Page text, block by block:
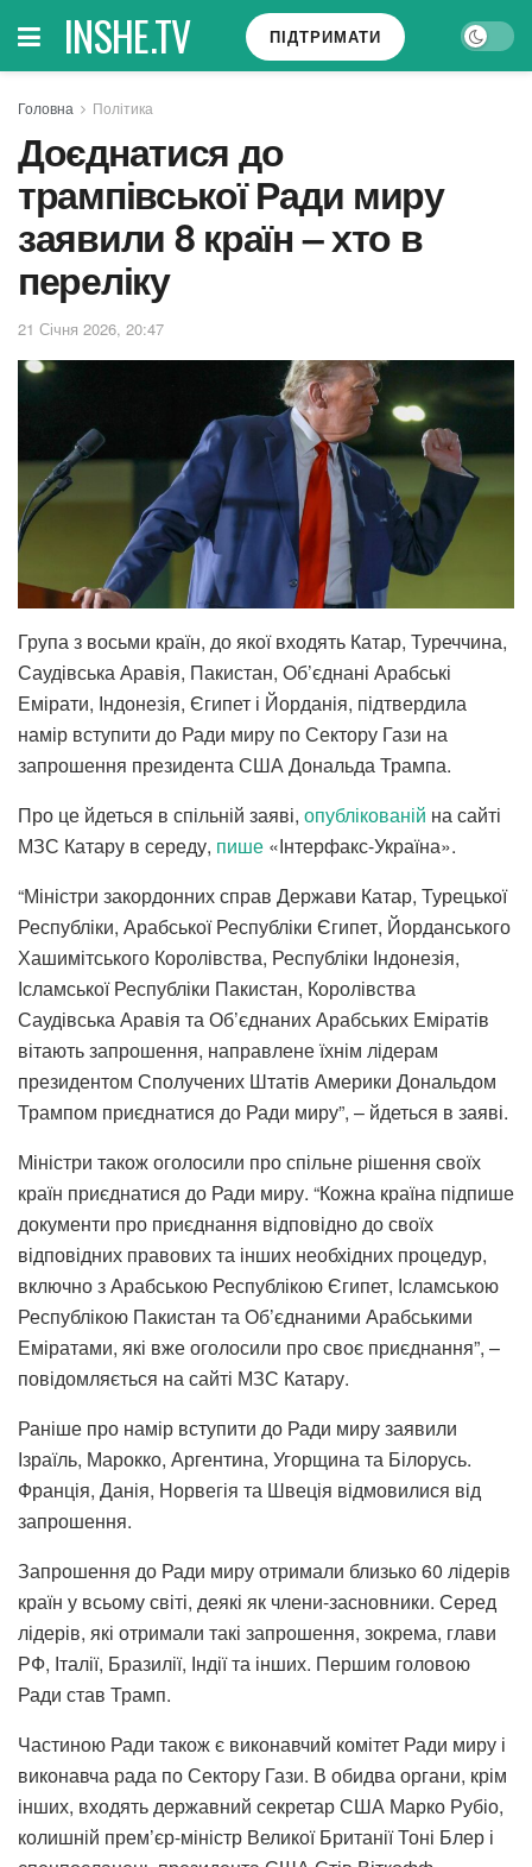
INSHE.TV ПІДТРИМАТИ
Головна Політика
Доєднатися до
трампівської Ради миру
заявили 8 країн – хто в
переліку
21 Січня 2026, 20:47
Група з восьми країн, до якої входять Катар, Туреччина,
Саудівська Аравія, Пакистан, Об’єднані Арабські
Емірати, Індонезія, Єгипет і Йорданія, підтвердила
намір вступити до Ради миру по Сектору Гази на
запрошення президента США Дональда Трампа.
Про це йдеться в спільній заяві, опублікованій на сайті
МЗС Катару в середу, пише «Інтерфакс-Україна».
“Міністри закордонних справ Держави Катар, Турецької
Республіки, Арабської Республіки Єгипет, Йорданського
Хашимітського Королівства, Республіки Індонезія,
Ісламської Республіки Пакистан, Королівства
Саудівська Аравія та Об’єднаних Арабських Еміратів
вітають запрошення, направлене їхнім лідерам
президентом Сполучених Штатів Америки Дональдом
Трампом приєднатися до Ради миру”, – йдеться в заяві.
Міністри також оголосили про спільне рішення своїх
країн приєднатися до Ради миру. “Кожна країна підпише
документи про приєднання відповідно до своїх
відповідних правових та інших необхідних процедур,
включно з Арабською Республікою Єгипет, Ісламською
Республікою Пакистан та Об’єднаними Арабськими
Еміратами, які вже оголосили про своє приєднання”, –
повідомляється на сайті МЗС Катару.
Раніше про намір вступити до Ради миру заявили
Ізраїль, Марокко, Аргентина, Угорщина та Білорусь.
Франція, Данія, Норвегія та Швеція відмовилися від
запрошення.
Запрошення до Ради миру отримали близько 60 лідерів
країн у всьому світі, деякі як члени-засновники. Серед
лідерів, які отримали такі запрошення, зокрема, глави
РФ, Італії, Бразилії, Індії та інших. Першим головою
Ради став Трамп.
Частиною Ради також є виконавчий комітет Ради миру і
виконавча рада по Сектору Гази. В обидва органи, крім
інших, входять державний секретар США Марко Рубіо,
колишній прем’єр-міністр Великої Британії Тоні Блер і